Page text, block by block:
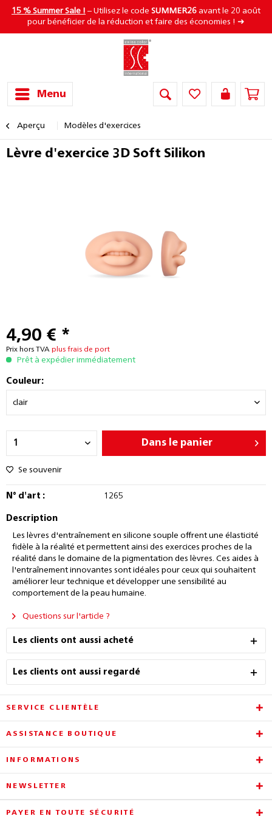
15 % Summer Sale ! – Utilisez le code SUMMER26 avant le 20 août
pour bénéficier de la réduction et faire des économies ! ➜
Menu
Aperçu Modèles d'exercices
Lèvre d'exercice 3D Soft Silikon
4,90 € *
Prix hors TVA plus frais de port
Prêt à expédier immédiatement
Couleur:
Dans le panier
Se souvenir
N° d'art : 1265
Description
Les lèvres d'entraînement en silicone souple offrent une élasticité
fidèle à la réalité et permettent ainsi des exercices proches de la
réalité dans le domaine de la pigmentation des lèvres. Ces aides à
l'entraînement innovantes sont idéales pour ceux qui souhaitent
améliorer leur technique et développer une sensibilité au
comportement de la peau humaine.
Questions sur l'article ?
Les clients ont aussi acheté
Les clients ont aussi regardé
SERVICE CLIENTÈLE
ASSISTANCE BOUTIQUE
INFORMATIONS
NEWSLETTER
PAYER EN TOUTE SÉCURITÉ